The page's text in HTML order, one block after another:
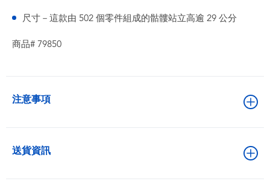
尺寸－這款由 502 個零件組成的骷髏站立高逾 29 公分
商品# 79850
注意事項
送貨資訊